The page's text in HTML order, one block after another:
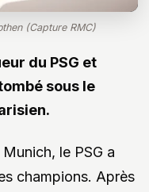
(Capture RMC)
du PSG et
sous le
le PSG a
champions. Après